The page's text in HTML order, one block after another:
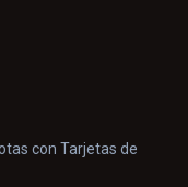
con Tarjetas de